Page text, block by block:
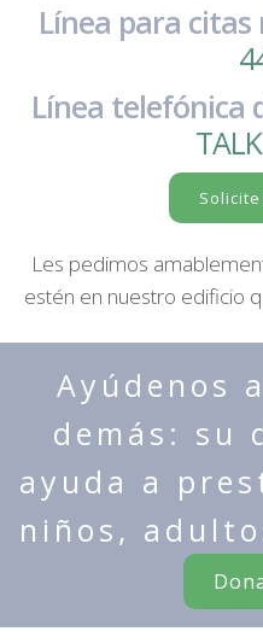
Línea para
Línea telefónica
Les pedimos
estén en nuestro edificio
Ayúdenos
demás: su
ayuda a
niños,